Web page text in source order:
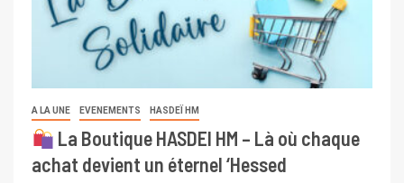
A LA UNE EVENEMENTS HASDEÏ HM
La Boutique HASDEI HM – Là où chaque
achat devient un éternel ‘Hessed